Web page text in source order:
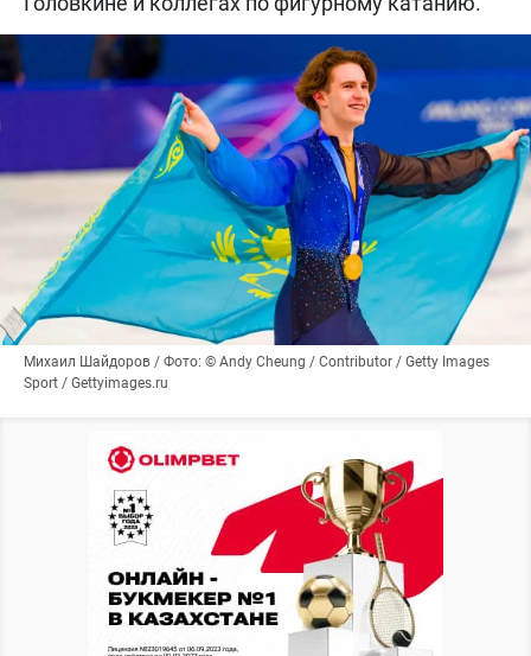
Михаил Шайдоров / Фото: © Andy Cheung / Contributor / Getty Images
Sport / Gettyimages.ru